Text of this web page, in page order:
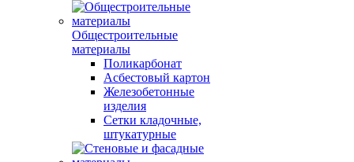
Общестроительные
материалы
Поликарбонат
Асбестовый картон
Железобетонные
изделия
Сетки кладочные,
штукатурные